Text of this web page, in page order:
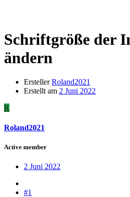
Schriftgröße der
ändern
Ersteller Roland2021
Erstellt am 2 Juni 2022
R
Roland2021
Active member
2 Juni 2022
#1